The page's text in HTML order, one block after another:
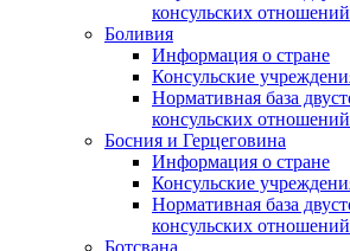
консульских отношений
Боливия
Информация о стране
Консульские
Нормативная база
консульских отношений
Босния и Герцеговина
Информация о стране
Консульские
Нормативная база
консульских отношений
Ботсвана